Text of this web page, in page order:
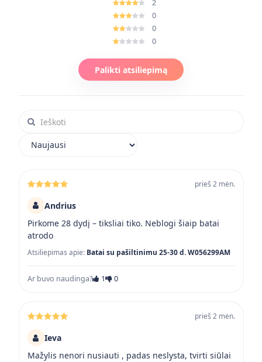
2
0
0
0
Palikti atsiliepimą
Ieškoti atsiliepimuose
Rikiuoti atsiliepimus
prieš 2 mėn.
Andrius
Pirkome 28 dydį – tiksliai tiko. Neblogi šiaip batai
atrodo
Atsiliepimas apie: Batai su pašiltinimu 25-30 d. W056299AM
Ar buvo naudinga? 1 0
prieš 2 mėn.
Ieva
Mažylis nenori nusiauti , padas neslysta, tvirti siūlai